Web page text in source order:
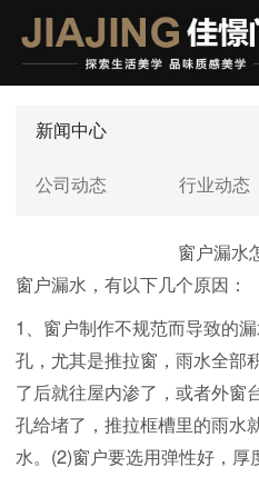
新闻中心
公司动态 行业动态
窗户漏水
窗户漏水，有以下几个原因：
1、窗户制作不规范而导致的
孔，尤其是推拉窗，雨水全部
了后就往屋内渗了，或者外窗
孔给堵了，推拉框槽里的雨水
水。(2)窗户要选用弹性好，